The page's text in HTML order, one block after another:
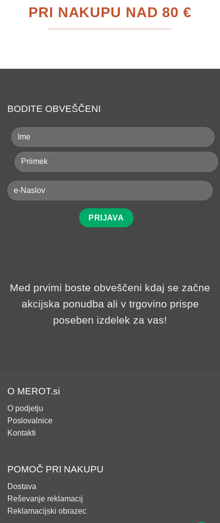
PRI NAKUPU NAD 80 €
BODITE OBVEŠČENI
Med prvimi boste obveščeni kdaj se začne
akcijska ponudba ali v trgovino prispe
poseben izdelek za vas!
O MEROT.si
O podjetju
Poslovalnice
Kontakti
POMOČ PRI NAKUPU
Dostava
Reševanje reklamacij
Reklamacijski obrazec